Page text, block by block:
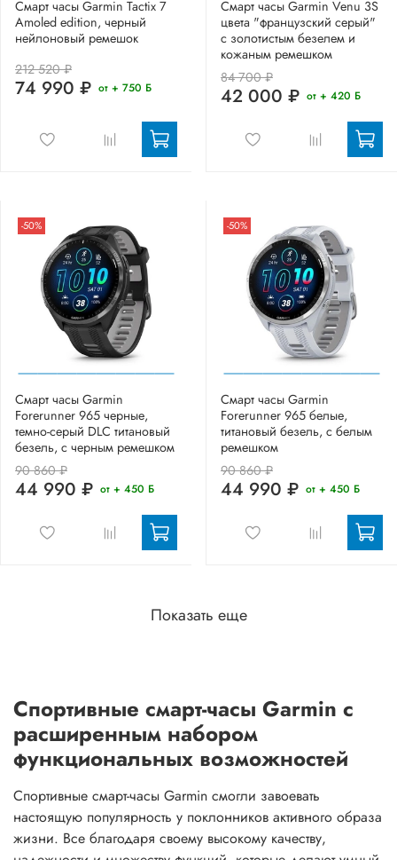
Смарт часы Garmin Tactix 7
Amoled edition, черный
нейлоновый ремешок
212 520 ₽
74 990 ₽ от + 750 Б
Смарт часы Garmin Venu 3S
цвета "французский серый"
с золотистым безелем и
кожаным ремешком
84 700 ₽
42 000 ₽ от + 420 Б
-50%
Смарт часы Garmin
Forerunner 965 черные,
темно-серый DLC титановый
безель, с черным ремешком
90 860 ₽
44 990 ₽ от + 450 Б
-50%
Смарт часы Garmin
Forerunner 965 белые,
титановый безель, с белым
ремешком
90 860 ₽
44 990 ₽ от + 450 Б
Показать еще
Спортивные смарт-часы Garmin с
расширенным набором
функциональных возможностей
Спортивные смарт-часы Garmin смогли завоевать
настоящую популярность у поклонников активного образа
жизни. Все благодаря своему высокому качеству,